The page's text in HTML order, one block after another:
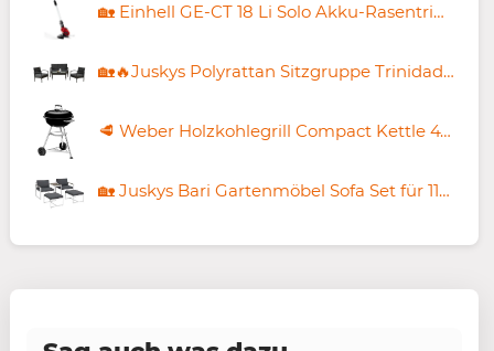
🏡 Einhell GE-CT 18 Li Solo Akku-Rasentrimmer für 37,83€ (statt 46€)
🏡🔥Juskys Polyrattan Sitzgruppe Trinidad mit Tisch, Bank & 2 Sesseln inkl. Kissen 🧨 für 97,49€ (statt 127€)
🥩 Weber Holzkohlegrill Compact Kettle 47cm für 79€ (statt 107€)
🏡 Juskys Bari Gartenmöbel Sofa Set für 119,99€ (statt 144€)